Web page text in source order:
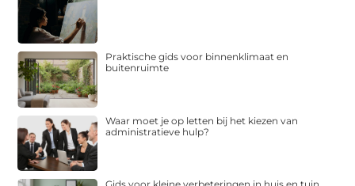
Praktische gids voor binnenklimaat en
buitenruimte
Waar moet je op letten bij het kiezen van
administratieve hulp?